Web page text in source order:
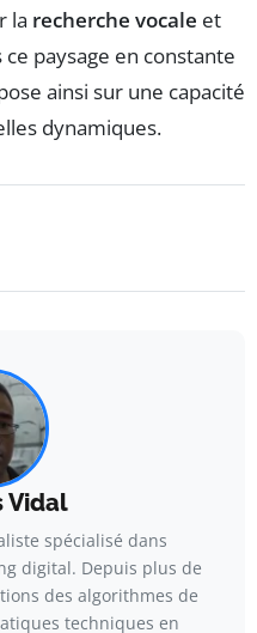
la recherche vocale et
paysage en constante
ainsi sur une capacité
dynamiques.
Vidal
spécialisé dans
digital. Depuis plus de
des algorithmes de
techniques en